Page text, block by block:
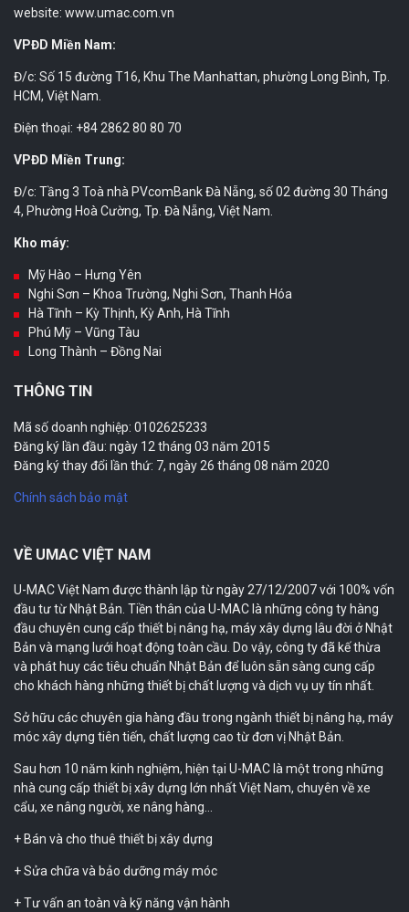
website: www.umac.com.vn
VPĐD Miền Nam:
Đ/c: Số 15 đường T16, Khu The Manhattan, phường Long Bình, Tp.
HCM, Việt Nam.
Điện thoại: +84 2862 80 80 70
VPĐD Miền Trung:
Đ/c: Tầng 3 Toà nhà PVcomBank Đà Nẵng, số 02 đường 30 Tháng
4, Phường Hoà Cường, Tp. Đà Nẵng, Việt Nam.
Kho máy:
Mỹ Hào – Hưng Yên
Nghi Sơn – Khoa Trường, Nghi Sơn, Thanh Hóa
Hà Tĩnh – Kỳ Thịnh, Kỳ Anh, Hà Tĩnh
Phú Mỹ – Vũng Tàu
Long Thành – Đồng Nai
THÔNG TIN
Mã số doanh nghiệp: 0102625233
Đăng ký lần đầu: ngày 12 tháng 03 năm 2015
Đăng ký thay đổi lần thứ: 7, ngày 26 tháng 08 năm 2020
Chính sách bảo mật
VỀ UMAC VIỆT NAM
U-MAC Việt Nam được thành lập từ ngày 27/12/2007 với 100% vốn
đầu tư từ Nhật Bản. Tiền thân của U-MAC là những công ty hàng
đầu chuyên cung cấp thiết bị nâng hạ, máy xây dựng lâu đời ở Nhật
Bản và mạng lưới hoạt động toàn cầu. Do vậy, công ty đã kế thừa
và phát huy các tiêu chuẩn Nhật Bản để luôn sẵn sàng cung cấp
cho khách hàng những thiết bị chất lượng và dịch vụ uy tín nhất.
Sở hữu các chuyên gia hàng đầu trong ngành thiết bị nâng hạ, máy
móc xây dựng tiên tiến, chất lượng cao từ đơn vị Nhật Bản.
Sau hơn 10 năm kinh nghiệm, hiện tại U-MAC là một trong những
nhà cung cấp thiết bị xây dựng lớn nhất Việt Nam, chuyên về xe
cẩu, xe nâng người, xe nâng hàng…
+ Bán và cho thuê thiết bị xây dựng
+ Sửa chữa và bảo dưỡng máy móc
+ Tư vấn an toàn và kỹ năng vận hành